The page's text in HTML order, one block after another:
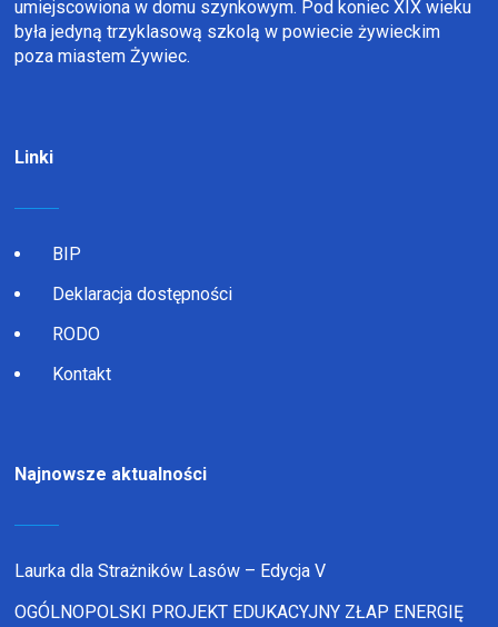
umiejscowiona w domu szynkowym. Pod koniec XIX wieku
była jedyną trzyklasową szkolą w powiecie żywieckim
poza miastem Żywiec.
Linki
BIP
Deklaracja dostępności
RODO
Kontakt
Najnowsze aktualności
Laurka dla Strażników Lasów – Edycja V
OGÓLNOPOLSKI PROJEKT EDUKACYJNY ZŁAP ENERGIĘ